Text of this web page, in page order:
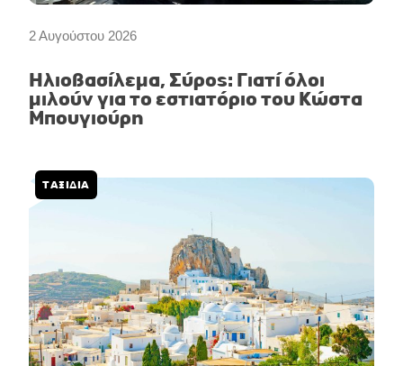
2 Αυγούστου 2026
Ηλιοβασίλεμα, Σύρος: Γιατί όλοι
μιλούν για το εστιατόριο του Κώστα
Μπουγιούρη
ΤΑΞΙΔΙΑ